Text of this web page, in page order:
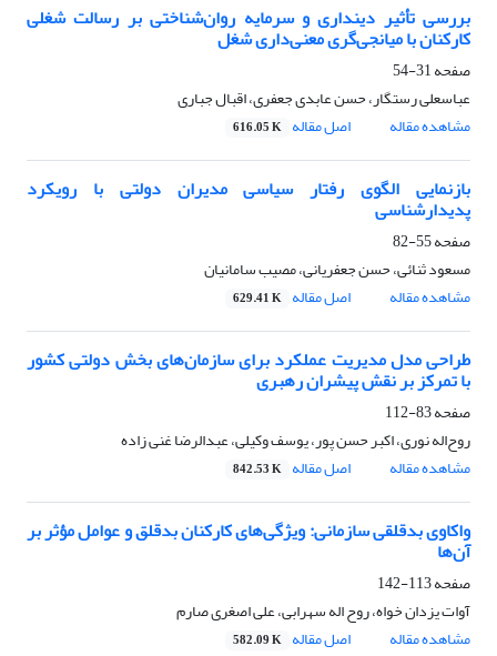
بررسی تأثیر دینداری و سرمایه روان‌شناختی بر رسالت شغلی
کارکنان با میانجی‌گری معنی‌داری شغل
صفحه31-54
عباسعلی رستگار، حسن عابدی جعفری، اقبال جباری
مشاهده مقاله
اصل مقاله 616.05 K
بازنمایی الگوی رفتار سیاسی مدیران دولتی با رویکرد
پدیدارشناسی
صفحه55-82
مسعود ثنائی، حسن جعفریانی، مصیب سامانیان
مشاهده مقاله
اصل مقاله 629.41 K
طراحی مدل مدیریت عملکرد برای سازمان‌های بخش دولتی کشور
با تمرکز بر نقش پیشران رهبری
صفحه83-112
روح‌اله نوری، اکبر حسن پور، یوسف وکیلی، عبدالرضا غنی زاده
مشاهده مقاله
اصل مقاله 842.53 K
واکاوی بدقلقی سازمانی: ویژگی‌های کارکنان بدقلق و عوامل مؤثر بر
آن‌ها
صفحه113-142
آوات یزدان خواە، روح اله سهرابی، علی اصغری صارم
مشاهده مقاله
اصل مقاله 582.09 K